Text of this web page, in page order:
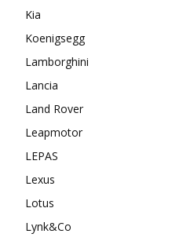
Kia
Koenigsegg
Lamborghini
Lancia
Land Rover
Leapmotor
LEPAS
Lexus
Lotus
Lynk&Co